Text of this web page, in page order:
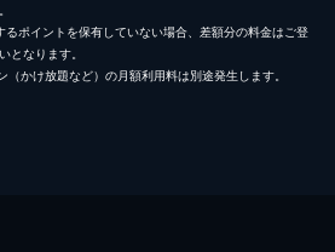
ポイントを保有していない場合、差額分の料金はご登
となります。
かけ放題など）の月額利用料は別途発生します。